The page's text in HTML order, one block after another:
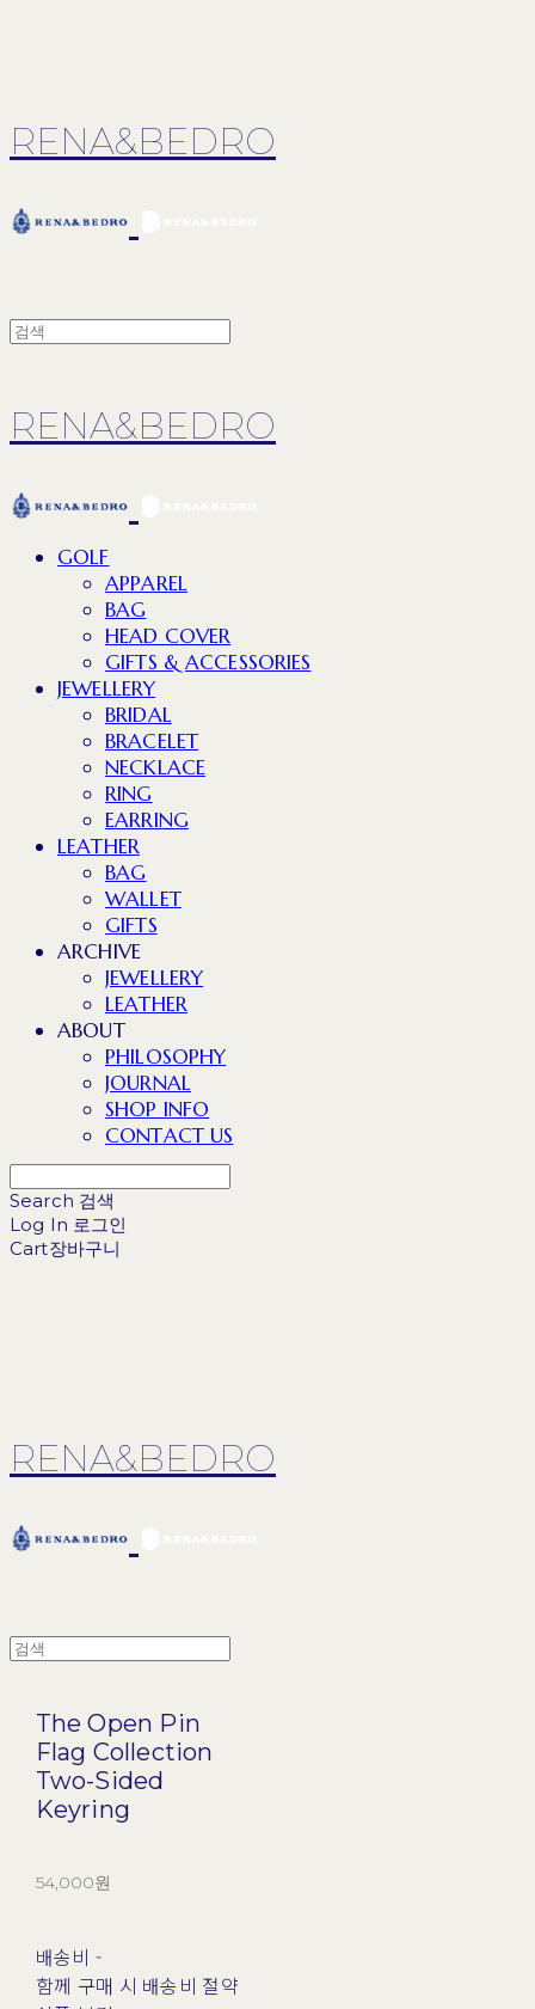
RENA&BEDRO
RENA&BEDRO
GOLF
APPAREL
BAG
HEAD COVER
GIFTS & ACCESSORIES
JEWELLERY
BRIDAL
BRACELET
NECKLACE
RING
EARRING
LEATHER
BAG
WALLET
GIFTS
ARCHIVE
JEWELLERY
LEATHER
ABOUT
PHILOSOPHY
JOURNAL
SHOP INFO
CONTACT US
Search 검색
Log In 로그인
Cart장바구니
RENA&BEDRO
The Open Pin
Flag Collection
Two-Sided
Keyring
54,000원
배송비 -
함께 구매 시 배송비 절약